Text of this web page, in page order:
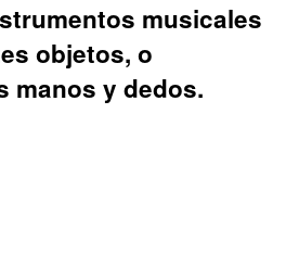
musicales
objetos, o
manos y dedos.